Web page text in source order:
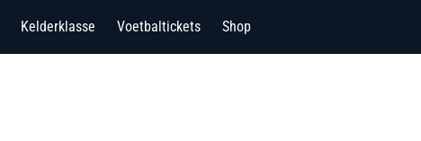
Kelderklasse Voetbaltickets Shop